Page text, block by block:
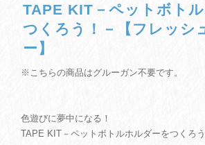
TAPE KIT－ペットボト
つくろう！－【フレッシ
ー】
※こちらの商品はグルーガン不要です。
色遊びに夢中になる！
TAPE KIT－ペットボトルホルダーをつくろ